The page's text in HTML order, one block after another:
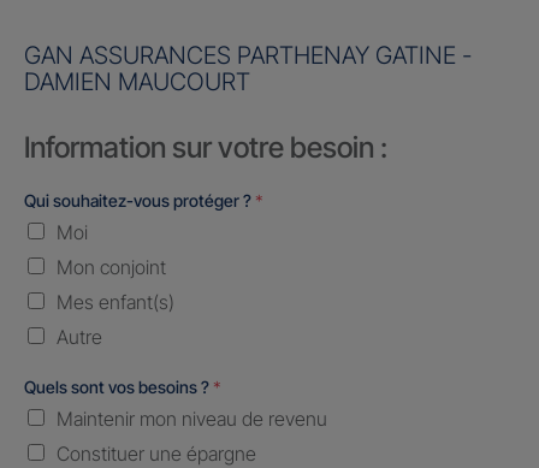
GAN ASSURANCES PARTHENAY GATINE -
DAMIEN MAUCOURT
Information sur votre besoin :
Qui souhaitez-vous protéger ? *
Moi
Mon conjoint
Mes enfant(s)
Autre
Quels sont vos besoins ? *
Maintenir mon niveau de revenu
Constituer une épargne